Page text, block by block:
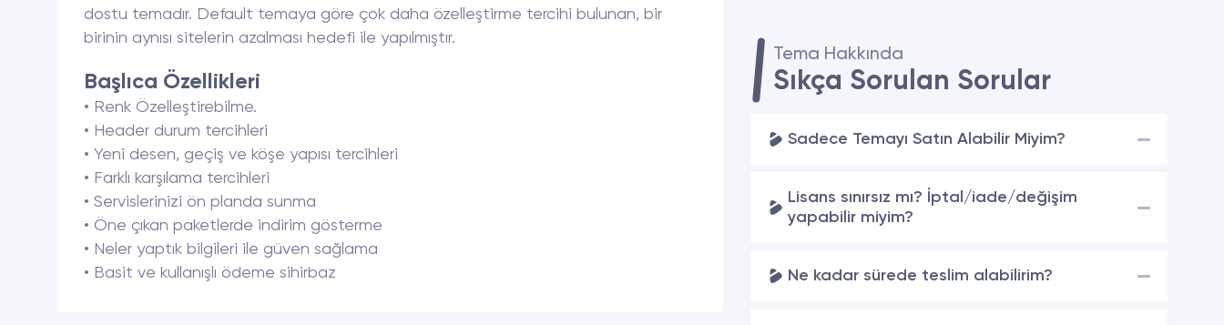
dostu temadır. Default temaya göre çok daha özelleştirme tercihi bulunan, bir
birinin aynısı sitelerin azalması hedefi ile yapılmıştır.
Başlıca Özellikleri
• Renk Özelleştirebilme.
• Header durum tercihleri
• Yeni desen, geçiş ve köşe yapısı tercihleri
• Farklı karşılama tercihleri
• Servislerinizi ön planda sunma
• Öne çıkan paketlerde indirim gösterme
• Neler yaptık bilgileri ile güven sağlama
• Basit ve kullanışlı ödeme sihirbaz
Tema Hakkında
Sıkça Sorulan Sorular
Sadece Temayı Satın Alabilir Miyim?
Lisans sınırsız mı? İptal/iade/değişim
yapabilir miyim?
Ne kadar sürede teslim alabilirim?